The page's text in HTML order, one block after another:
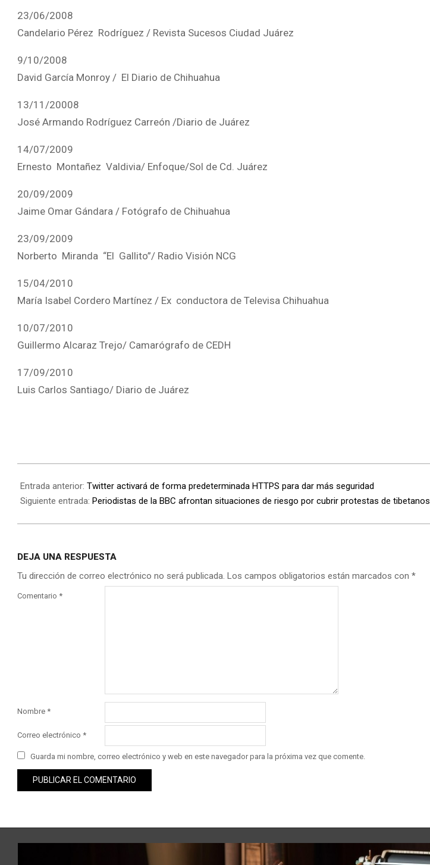
23/06/2008
Candelario Pérez Rodríguez / Revista Sucesos Ciudad Juárez
9/10/2008
David García Monroy / El Diario de Chihuahua
13/11/20008
José Armando Rodríguez Carreón /Diario de Juárez
14/07/2009
Ernesto Montañez Valdivia/ Enfoque/Sol de Cd. Juárez
20/09/2009
Jaime Omar Gándara / Fotógrafo de Chihuahua
23/09/2009
Norberto Miranda “El Gallito”/ Radio Visión NCG
15/04/2010
María Isabel Cordero Martínez / Ex conductora de Televisa Chihuahua
10/07/2010
Guillermo Alcaraz Trejo/ Camarógrafo de CEDH
17/09/2010
Luis Carlos Santiago/ Diario de Juárez
Entrada anterior: Twitter activará de forma predeterminada HTTPS para dar más seguridad
Siguiente entrada: Periodistas de la BBC afrontan situaciones de riesgo por cubrir protestas de tibetanos
DEJA UNA RESPUESTA
Tu dirección de correo electrónico no será publicada. Los campos obligatorios están marcados con *
Comentario *
Nombre *
Correo electrónico *
Guarda mi nombre, correo electrónico y web en este navegador para la próxima vez que comente.